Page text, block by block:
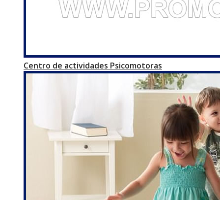
Centro de actividades Psicomotoras